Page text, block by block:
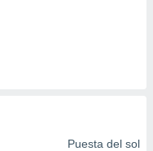
Puesta del sol